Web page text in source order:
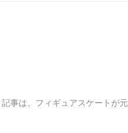
事は、フィギュアスケートが